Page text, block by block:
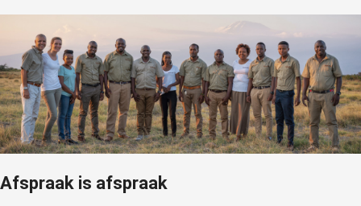
Afspraak is afspraak